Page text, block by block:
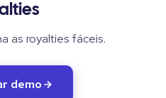
as royalties fáceis.
demo